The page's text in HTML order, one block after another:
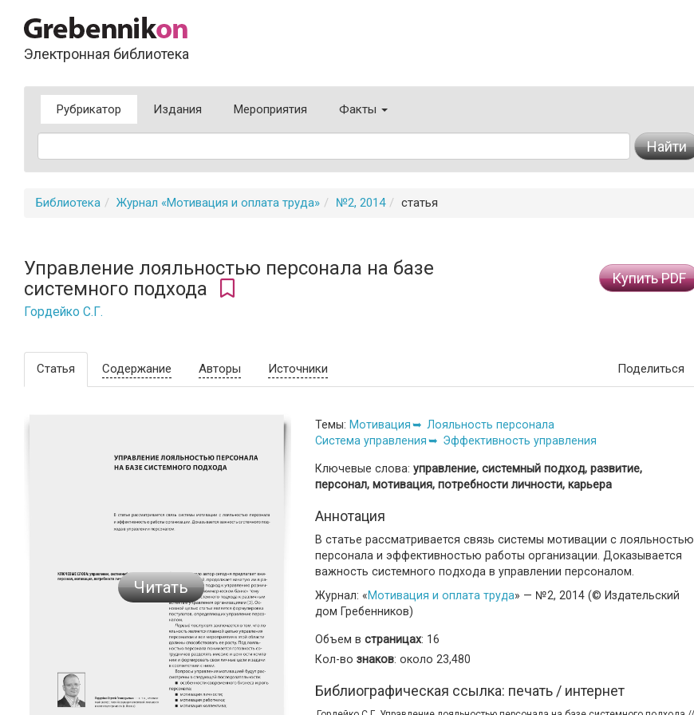
Электронная библиотека
Рубрикатор Издания Мероприятия Факты
Найти
Библиотека Журнал «Мотивация и оплата труда» №2, 2014 статья
Управление лояльностью персонала на базе
системного подхода
Гордейко С.Г.
Купить PDF
Статья Содержание Авторы Источники Поделиться
Читать
Темы: Мотивация
Лояльность персонала
Система управления
Эффективность управления
Ключевые слова: управление, системный подход, развитие,
персонал, мотивация, потребности личности, карьера
Аннотация
В статье рассматривается связь системы мотивации с лояльностью
персонала и эффективностью работы организации. Доказывается
важность системного подхода в управлении персоналом.
Журнал: «Мотивация и оплата труда» — №2, 2014 (© Издательский
дом Гребенников)
Объем в страницах: 16
Кол-во знаков: около 23,480
Библиографическая ссылка: печать / интернет